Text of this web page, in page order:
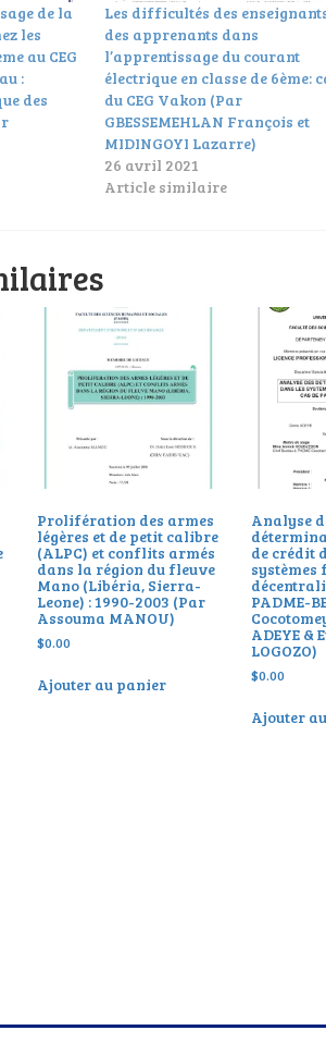
de la
les
au CEG
:
des
Les difficultés des
des apprenants dans
l’apprentissage du courant
électrique en classe de 6ème:
du CEG Vakon (Par
GBESSEMEHLAN François et
MIDINGOYI Lazarre)
26 avril 2021
Article similaire
Prolifération des armes
légères et de petit calibre
(ALPC) et conflits armés
dans la région du fleuve
Mano (Libéria, Sierra-
Leone) : 1990-2003 (Par
Assouma MANOU)
$0.00
Ajouter au panier
Analyse
de crédit
PADME-
ADEYE &
LOGOZO)
$0.00
Ajouter